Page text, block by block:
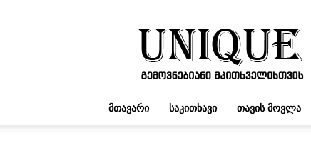
UNIQUE.GE
ᲛᲗᲐᲕᲐᲠᲘ ᲡᲐᲙᲘᲗᲮᲐᲕᲘ ᲗᲐᲕᲘᲡ ᲛᲝᲕᲚᲐ